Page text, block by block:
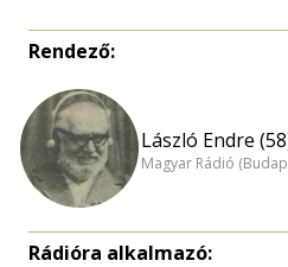
Rendező:
László Endre
Magyar Rádió
Rádióra alkalmazó: